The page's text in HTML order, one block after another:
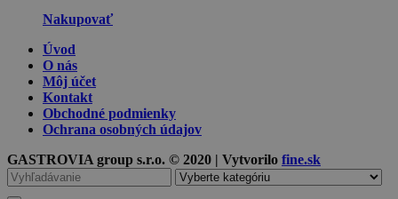
Nakupovať
Úvod
O nás
Môj účet
Kontakt
Obchodné podmienky
Ochrana osobných údajov
GASTROVIA group s.r.o. © 2020 | Vytvorilo fine.sk
Vyhľadávanie
pre